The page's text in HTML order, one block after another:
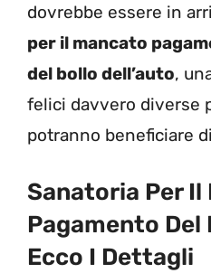
dovrebbe essere in
per il mancato
del bollo dell’auto,
felici davvero diverse
potranno beneficiare
Sanatoria Per Il
Pagamento Del
Ecco I Dettagli